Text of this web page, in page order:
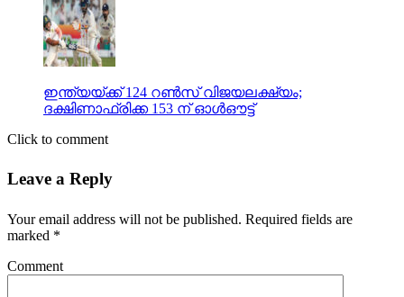
ഇന്ത്യയ്ക്ക് 124 റണ്‍സ് വിജയലക്ഷ്യം;
ദക്ഷിണാഫ്രിക്ക 153 ന് ഓള്‍ഔട്ട്
Click to comment
Leave a Reply
Your email address will not be published. Required fields are
marked *
Comment